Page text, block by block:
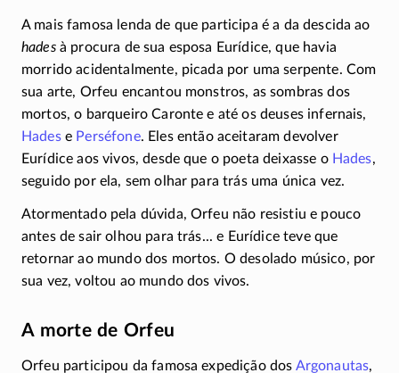
A mais famosa lenda de que participa é a da descida ao
hadesà procura de sua esposa Eurídice, que havia
morrido acidentalmente, picada por uma serpente. Com
sua arte, Orfeu encantou monstros, as sombras dos
mortos, o barqueiro Caronte e até os deuses infernais,
Hadese Perséfone. Eles então aceitaram devolver
Eurídice aos vivos, desde que o poeta deixasse o Hades,
seguido por ela, sem olhar para trás uma única vez.
Atormentado pela dúvida, Orfeu não resistiu e pouco
antes de sair olhou para trás... e Eurídice teve que
retornar ao mundo dos mortos. O desolado músico, por
sua vez, voltou ao mundo dos vivos.
A morte de Orfeu
Orfeu participou da famosa expedição dos Argonautas,